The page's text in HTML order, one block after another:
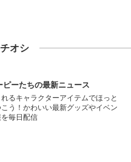
オシ
ピーたちの最新ニュース
るキャラクターアイテムでほっと
う！かわいい最新グッズやイベン
を毎日配信